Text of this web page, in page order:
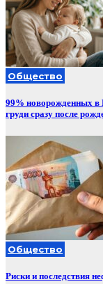
Общество
99% новорожденных в
груди сразу после
Общество
Риски и последствия